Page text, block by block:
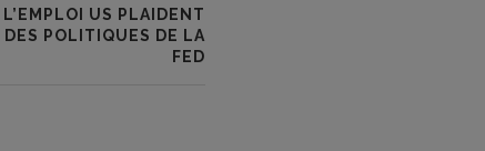
US PLAIDENT
POLITIQUES DE LA
FED